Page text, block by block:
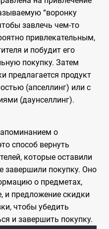
“воронку
завлечь чем-то
привлекательным,
и побудит его
покупку. Затем
предлагается продукт
(апселлинг) или с
(даунселлинг).
о
способ вернуть
которые оставили
завершили покупку. Оно
о предметах,
и предложение скидки
чтобы убедить
и завершить покупку.